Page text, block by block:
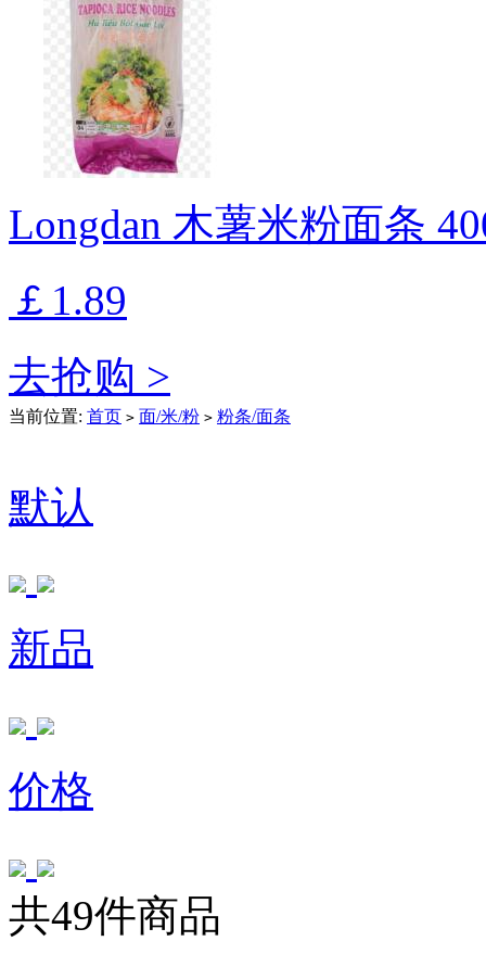
Longdan 木薯米粉面条
￡1.89
去抢购 >
当前位置: 首页 > 面/米/粉 > 粉条/面条
默认
新品
价格
共49件商品